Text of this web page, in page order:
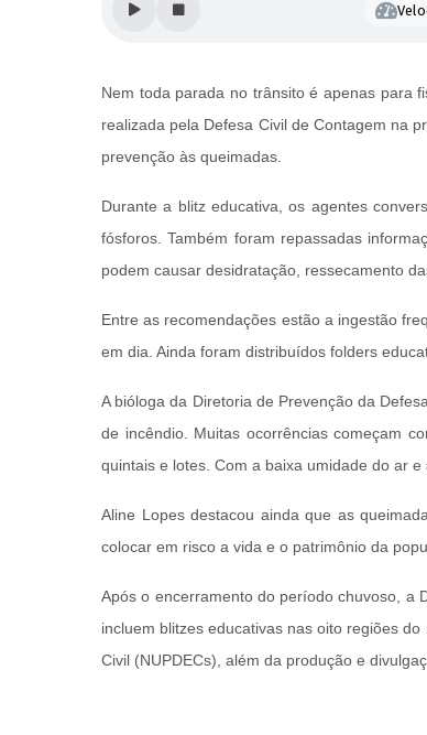
Nem toda parada no trânsito é apenas para
realizada pela Defesa Civil de Contagem na
prevenção às queimadas.
Durante a blitz educativa, os agentes
fósforos. Também foram repassadas
podem causar desidratação, ressecamento
Entre as recomendações estão a ingestão
em dia. Ainda foram distribuídos folders
A bióloga da Diretoria de Prevenção da
de incêndio. Muitas ocorrências começam
quintais e lotes. Com a baixa umidade do ar
Aline Lopes destacou ainda que as
colocar em risco a vida e o patrimônio da
Após o encerramento do período chuvoso, a
incluem blitzes educativas nas oito regiões
Civil (NUPDECs), além da produção e